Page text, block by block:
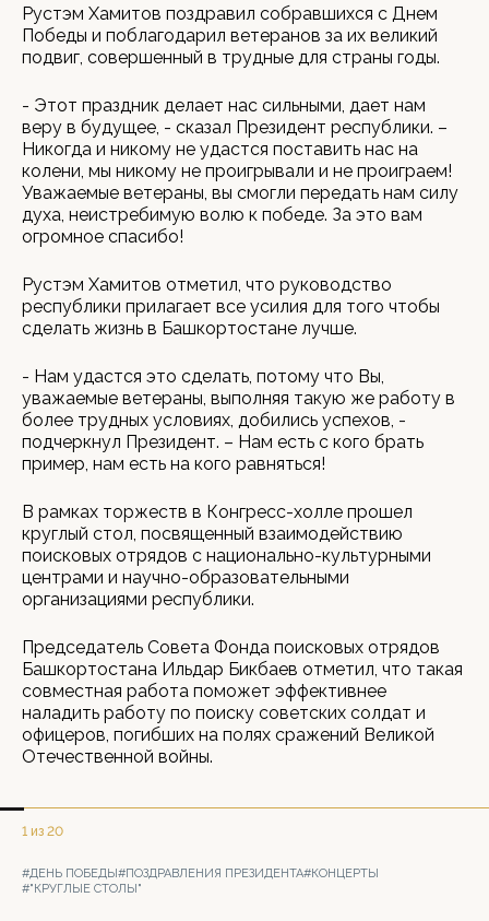
Рустэм Хамитов поздравил собравшихся с Днем
Победы и поблагодарил ветеранов за их великий
подвиг, совершенный в трудные для страны годы.
- Этот праздник делает нас сильными, дает нам
веру в будущее, - сказал Президент республики. –
Никогда и никому не удастся поставить нас на
колени, мы никому не проигрывали и не проиграем!
Уважаемые ветераны, вы смогли передать нам силу
духа, неистребимую волю к победе. За это вам
огромное спасибо!
Рустэм Хамитов отметил, что руководство
республики прилагает все усилия для того чтобы
сделать жизнь в Башкортостане лучше.
- Нам удастся это сделать, потому что Вы,
уважаемые ветераны, выполняя такую же работу в
более трудных условиях, добились успехов, -
подчеркнул Президент. – Нам есть с кого брать
пример, нам есть на кого равняться!
В рамках торжеств в Конгресс-холле прошел
круглый стол, посвященный взаимодействию
поисковых отрядов с национально-культурными
центрами и научно-образовательными
организациями республики.
Председатель Совета Фонда поисковых отрядов
Башкортостана Ильдар Бикбаев отметил, что такая
совместная работа поможет эффективнее
наладить работу по поиску советских солдат и
офицеров, погибших на полях сражений Великой
Отечественной войны.
1 из 20
#ДЕНЬ ПОБЕДЫ#ПОЗДРАВЛЕНИЯ ПРЕЗИДЕНТА#КОНЦЕРТЫ
#"КРУГЛЫЕ СТОЛЫ"